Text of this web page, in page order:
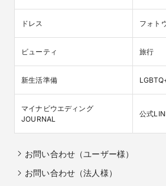
ドレス フォト
ビューティ 旅行
新生活準備
マイナビウエディング
JOURNAL
公式
お問い合わせ（ユーザー様）
お問い合わせ（法人様）